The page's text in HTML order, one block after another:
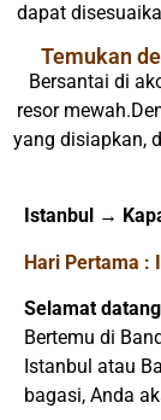
dapat
Temukan
Bersantai di
resor
yang disiapkan,
Istanbul →
Hari Pertama :
Selamat
Bertemu di
Istanbul atau
bagasi, Anda